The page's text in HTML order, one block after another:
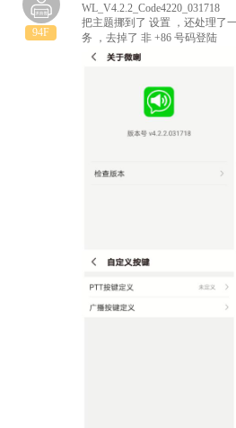
94F
WL_V4.2.2_Code4220_031718
把主题挪到了 设置 ，还处理了
务 ，去掉了 非 +86 号码登陆